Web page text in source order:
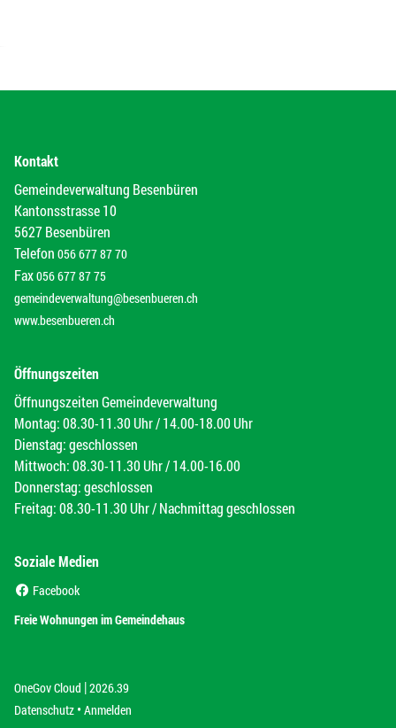
Kontakt
Gemeindeverwaltung Besenbüren
Kantonsstrasse 10
5627 Besenbüren
Telefon 056 677 87 70
Fax056 677 87 75
gemeindeverwaltung@besenbueren.ch
www.besenbueren.ch
Öffnungszeiten
Öffnungszeiten Gemeindeverwaltung
Montag: 08.30-11.30 Uhr / 14.00-18.00 Uhr
Dienstag: geschlossen
Mittwoch: 08.30-11.30 Uhr / 14.00-16.00
Donnerstag: geschlossen
Freitag: 08.30-11.30 Uhr / Nachmittag geschlossen
Soziale Medien
Facebook
Freie Wohnungen im Gemeindehaus
OneGov Cloud (External Link)
|2026.39
Datenschutz (External Link)
Anmelden